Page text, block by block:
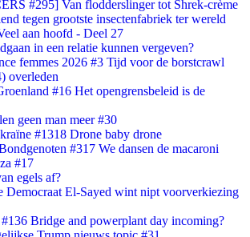
#295] Van flodderslinger tot Shrek-crème
tegen grootste insectenfabriek ter wereld
aan hoofd - Deel 27
in een relatie kunnen vergeven?
femmes 2026 #3 Tijd voor de borstcrawl
overleden
#16 Het opengrensbeleid is de
geen man meer #30
#1318 Drone baby drone
#317 We dansen de macaroni
#17
egels af?
Democraat El-Sayed wint nipt voorverkiezing
Bridge and powerplant day incoming?